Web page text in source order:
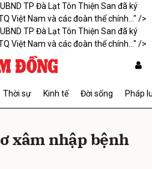
TP Đà Lạt Tôn Thiện San đã ký
Việt Nam và các đoàn thể chính..." />
TP Đà Lạt Tôn Thiện San đã ký
Việt Nam và các đoàn thể chính..." />
Thời sự Kinh tế Đời sống Pháp
xâm nhập bệnh